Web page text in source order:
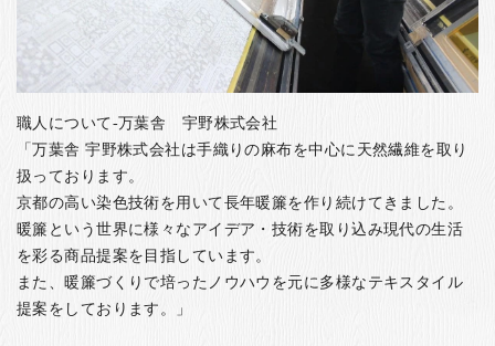
職人について-万葉舎 宇野株式会社
「万葉舎 宇野株式会社は手織りの麻布を中心に天然繊維を取り
扱っております。
京都の高い染色技術を用いて長年暖簾を作り続けてきました。
暖簾という世界に様々なアイデア・技術を取り込み現代の生活
を彩る商品提案を目指しています。
また、暖簾づくりで培ったノウハウを元に多様なテキスタイル
提案をしております。」